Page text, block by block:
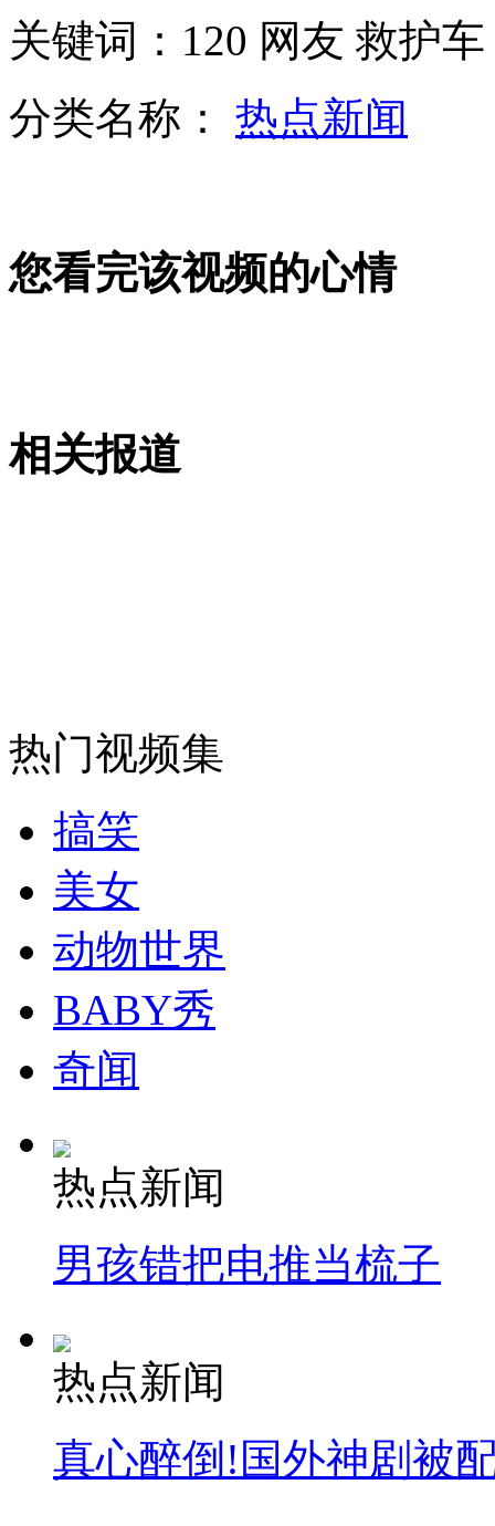
山西运城恶犬咬伤多人 警民合力深夜将其击毙
无痛分娩是否安全 医生回应
纽约上演“枕头大战”
关键词：120 网友 救护车
分类名称： 热点新闻
您看完该视频的心情
相关报道
热门视频集
搞笑
美女
动物世界
BABY秀
奇闻
热点新闻
男孩错把电推当梳子
热点新闻
真心醉倒!国外神剧被